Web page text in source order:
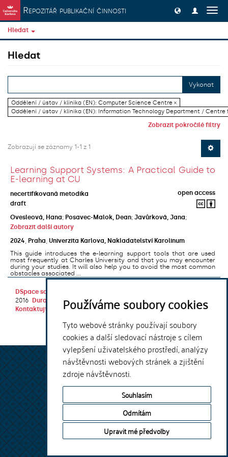
Používáme soubory cookies
Tyto webové stránky používají soubory
cookies a další sledovací nástroje s cílem
vylepšení uživatelského prostředí, analýzy
návštěvnosti webových stránek a zjištění
zdroje návštěvnosti.
Souhlasím
Odmítám
Upravit mé předvolby
Přeskočit na obsah
Repozitář publikační činnosti
Hledat
Hledat
Vykonat
Oddělení / ústav / klinika (EN): Computer Science Centre ×
Oddělení / ústav / klinika (EN): Information Technology Department / Centre
Zobrazit pokročilé filtry
Zobrazují se záznamy 1-1 z 1
Learning Support Systems: A Practical Guide to
E-learning at CU
necertifikovaná metodika
open access
draft
Ovesleová, Hana; Posavec-Malok, Dean; Javůrková, Jana;
Zobrazit další autory
2024
Praha Univerzita Karlova, Nakladatelství Karolinum
This guide introduces the e-learning support tools that are used
most frequently at Charles University and that you may encounter
during your studies. It will also help you to avoid the most common
obstacles associated ...
DSpace software
2016
DuraSpace
Kontaktujte nás | Vyjádření názoru